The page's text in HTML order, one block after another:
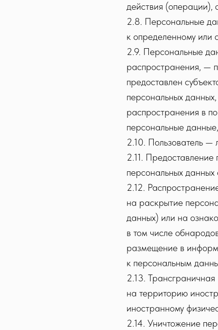
действия
2.8. Персональные
к определенному или
2.9. Персональные
распространения, —
предоставлен
персональных
распространения в
персональные
2.10. Пользователь —
2.11.
персональных данных
2.12.
на раскрытие
данных) или на
в том числе
размещение в
к персональным
2.13.
на территорию
иностранному
2.14. Уничтожение